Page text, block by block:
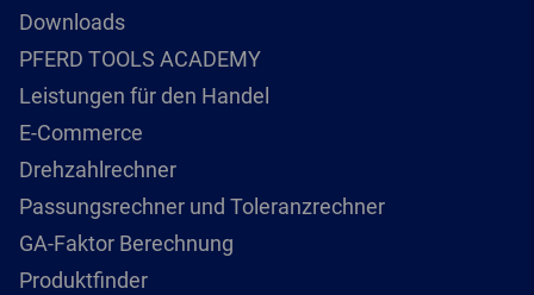
Downloads
PFERD TOOLS ACADEMY
Leistungen für den Handel
E-Commerce
Drehzahlrechner
Passungsrechner und Toleranzrechner
GA-Faktor Berechnung
Produktfinder